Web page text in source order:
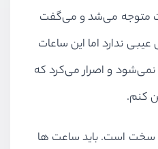
متوجه می‌شد و می‌گفت
ندارد اما این ساعات
و اصرار می‌کرد که
کنم.
سخت است. باید ساعت ها